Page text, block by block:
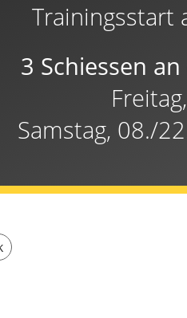
Trainingsstart
3 Schiessen
Samstag, 08./